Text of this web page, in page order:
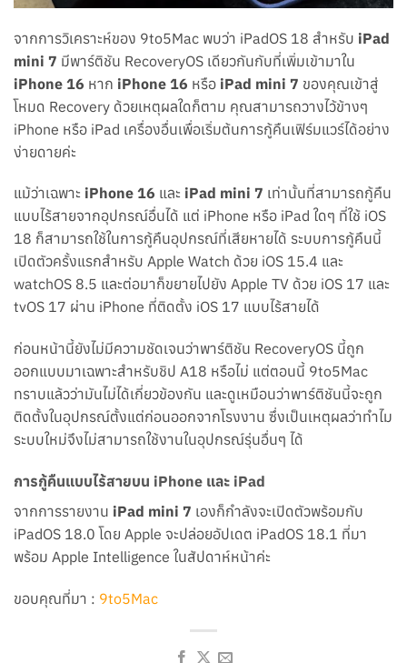
จากการวิเคราะห์ของ 9to5Mac พบว่า iPadOS 18 สำหรับ iPad
mini 7 มีพาร์ติชัน RecoveryOS เดียวกันกับที่เพิ่มเข้ามาใน
iPhone 16 หาก iPhone 16 หรือ iPad mini 7 ของคุณเข้าสู่
โหมด Recovery ด้วยเหตุผลใดก็ตาม คุณสามารถวางไว้ข้างๆ
iPhone หรือ iPad เครื่องอื่นเพื่อเริ่มต้นการกู้คืนเฟิร์มแวร์ได้อย่าง
ง่ายดายค่ะ
แม้ว่าเฉพาะ iPhone 16 และ iPad mini 7 เท่านั้นที่สามารถกู้คืน
แบบไร้สายจากอุปกรณ์อื่นได้ แต่ iPhone หรือ iPad ใดๆ ที่ใช้ iOS
18 ก็สามารถใช้ในการกู้คืนอุปกรณ์ที่เสียหายได้ ระบบการกู้คืนนี้
เปิดตัวครั้งแรกสำหรับ Apple Watch ด้วย iOS 15.4 และ
watchOS 8.5 และต่อมาก็ขยายไปยัง Apple TV ด้วย iOS 17 และ
tvOS 17 ผ่าน iPhone ที่ติดตั้ง iOS 17 แบบไร้สายได้
ก่อนหน้านี้ยังไม่มีความชัดเจนว่าพาร์ติชัน RecoveryOS นี้ถูก
ออกแบบมาเฉพาะสำหรับชิป A18 หรือไม่ แต่ตอนนี้ 9to5Mac
ทราบแล้วว่ามันไม่ได้เกี่ยวข้องกัน และดูเหมือนว่าพาร์ติชันนี้จะถูก
ติดตั้งในอุปกรณ์ตั้งแต่ก่อนออกจากโรงงาน ซึ่งเป็นเหตุผลว่าทำไม
ระบบใหม่จึงไม่สามารถใช้งานในอุปกรณ์รุ่นอื่นๆ ได้
การกู้คืนแบบไร้สายบน iPhone และ iPad
จากการรายงาน iPad mini 7 เองก็กำลังจะเปิดตัวพร้อมกับ
iPadOS 18.0 โดย Apple จะปล่อยอัปเดต iPadOS 18.1 ที่มา
พร้อม Apple Intelligence ในสัปดาห์หน้าค่ะ
ขอบคุณที่มา : 9to5Mac